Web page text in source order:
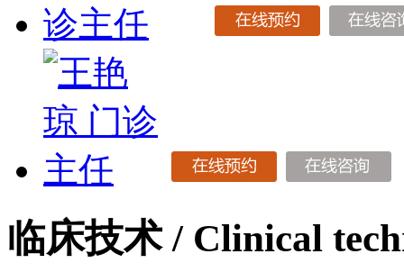
临床技术 / Clinical